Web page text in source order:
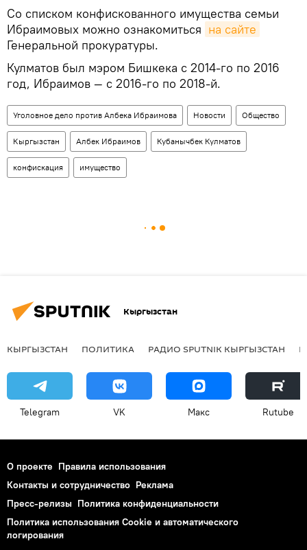
Со списком конфискованного имущества семьи
Ибраимовых можно ознакомиться на сайте
Генеральной прокуратуры.
Кулматов был мэром Бишкека с 2014-го по 2016
год, Ибраимов — с 2016-го по 2018-й.
Уголовное дело против Албека Ибраимова Новости Общество
Кыргызстан Албек Ибраимов Кубанычбек Кулматов
конфискация имущество
Кыргызстан
КЫРГЫЗСТАН ПОЛИТИКА РАДИО SPUTNIK КЫРГЫЗСТАН
Telegram VK Макс Rutube
О проекте Правила использования
Контакты и сотрудничество Реклама
Пресс-релизы Политика конфиденциальности
Политика использования Cookie и автоматического
логирования